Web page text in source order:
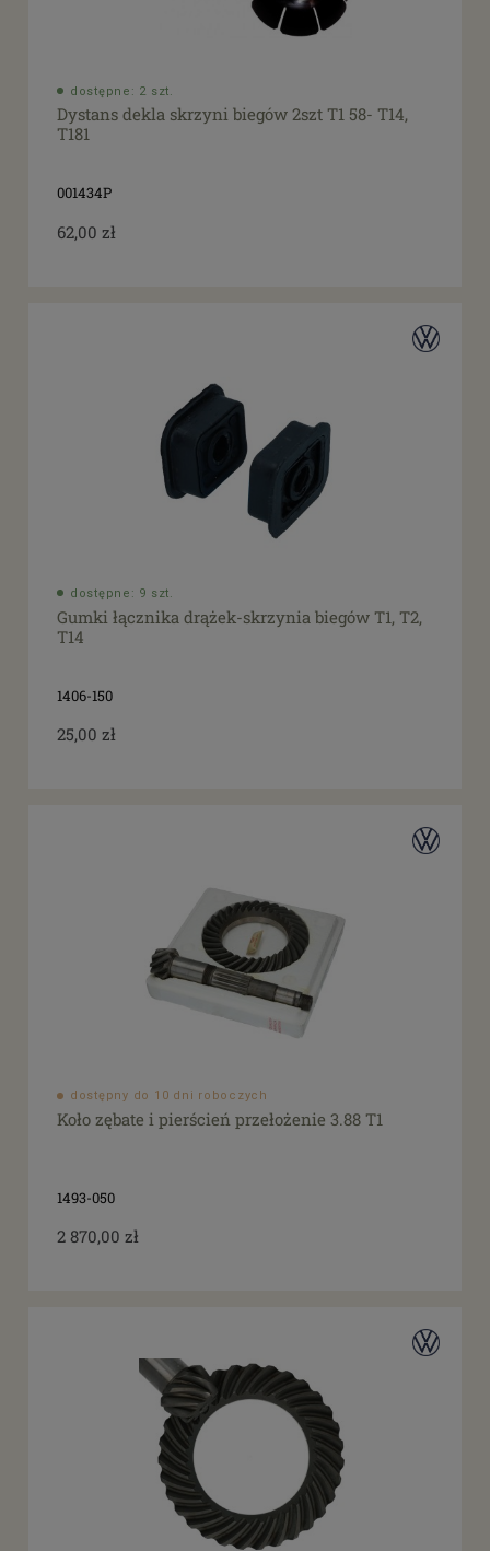
dostępne: 2 szt.
Dystans dekla skrzyni biegów 2szt T1 58- T14,
T181
001434P
62,00 zł
dostępne: 9 szt.
Gumki łącznika drążek-skrzynia biegów T1, T2,
T14
1406-150
25,00 zł
dostępny do 10 dni roboczych
Koło zębate i pierścień przełożenie 3.88 T1
1493-050
2 870,00 zł